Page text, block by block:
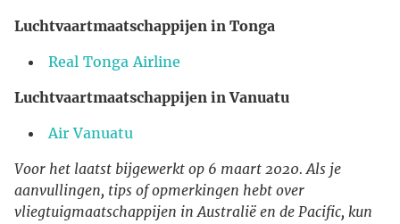
Luchtvaartmaatschappijen in Tonga
Real Tonga Airline
Luchtvaartmaatschappijen in Vanuatu
Air Vanuatu
Voor het laatst bijgewerkt op 6 maart 2020. Als je
aanvullingen, tips of opmerkingen hebt over
vliegtuigmaatschappijen in Australië en de Pacific, kun